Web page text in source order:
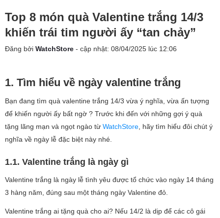
Top 8 món quà Valentine trắng 14/3
khiến trái tim người ấy “tan chảy”
Đăng bởi WatchStore - cập nhật: 08/04/2025 lúc 12:06
1. Tìm hiểu về ngày valentine trắng
Bạn đang tìm quà valentine trắng 14/3 vừa ý nghĩa, vừa ấn tượng
để khiến người ấy bất ngờ ? Trước khi đến với những gợi ý quà
tặng lãng mạn và ngọt ngào từ WatchStore , hãy tìm hiểu đôi chút ý
nghĩa về ngày lễ đặc biệt này nhé.
1.1. Valentine trắng là ngày gì
Valentine trắng là ngày lễ tình yêu được tổ chức vào ngày 14 tháng
3 hàng năm, đúng sau một tháng ngày Valentine đỏ.
Valentine trắng ai tặng quà cho ai? Nếu 14/2 là dịp để các cô gái